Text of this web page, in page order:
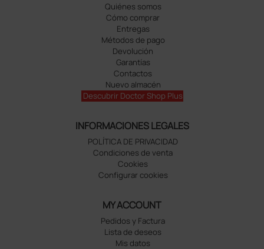
Quiénes somos
Cómo comprar
Entregas
Métodos de pago
Devolución
Garantías
Contactos
Nuevo almacén
Descubrir Doctor Shop Plus
INFORMACIONES LEGALES
POLÍTICA DE PRIVACIDAD
Condiciones de venta
Cookies
Configurar cookies
MY ACCOUNT
Pedidos y Factura
Lista de deseos
Mis datos